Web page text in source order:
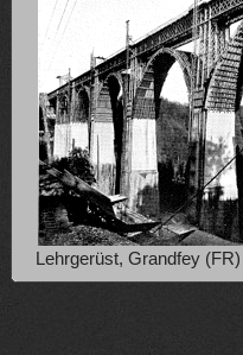
Lehrgerüst, Grandfey (FR)